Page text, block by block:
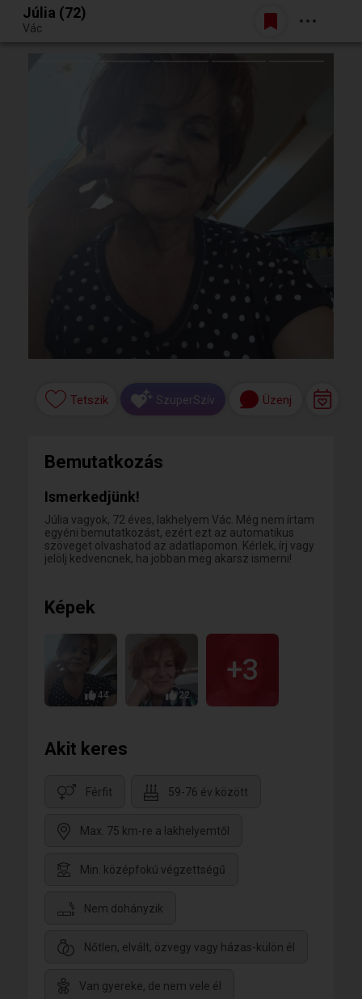
Egy jó randiból bármi lehet.
Belépés
Júlia (72)
Vác
Tetszik SzuperSzív Üzenj
Bemutatkozás
Ismerkedjünk!
Júlia vagyok, 72 éves, lakhelyem Vác. Még nem írtam
egyéni bemutatkozást, ezért ezt az automatikus
szöveget olvashatod az adatlapomon. Kérlek, írj vagy
jelölj kedvencnek, ha jobban meg akarsz ismerni!
Képek
44 22
+3
Akit keres
Férfit 59-76 év között
Max. 75 km-re a lakhelyemtől
Min. középfokú végzettségű
Nem dohányzik
Nőtlen, elvált, özvegy vagy házas-külön él
Van gyereke, de nem vele él